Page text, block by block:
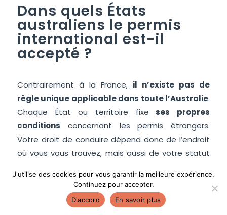
Dans quels États
australiens le permis
international est-il
accepté ?
Contrairement à la France, il n’existe pas de
règle unique applicable dans toute l’Australie.
Chaque État ou territoire fixe ses propres
conditions concernant les permis étrangers.
Votre droit de conduire dépend donc de l’endroit
où vous vous trouvez, mais aussi de votre statut
Peut-on conduire avec un
J'utilise des cookies pour vous garantir la meilleure expérience.
Continuez pour accepter.
D'accord
En savoir plus